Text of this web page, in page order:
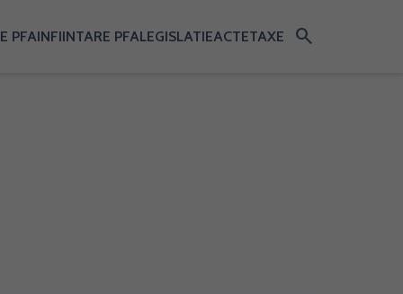
PFAINFIINTARE PFALEGISLATIEACTETAXE search